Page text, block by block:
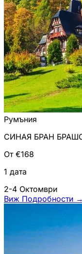
Румъния
СИНАЯ БРАН
От €168
1 дата
2-4 Октомври
Виж Подробности →